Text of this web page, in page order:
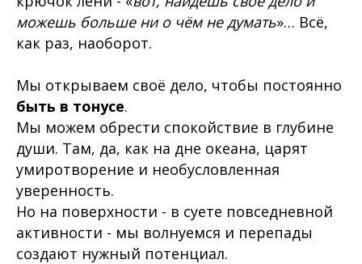
можешь больше ни о чём не думать»… Всё,
как раз, наоборот.
Мы открываем своё дело, чтобы постоянно
быть в тонусе.
Мы можем обрести спокойствие в глубине
души. Там, да, как на дне океана, царят
умиротворение и необусловленная
уверенность.
Но на поверхности - в суете повседневной
активности - мы волнуемся и перепады
создают нужный потенциал.